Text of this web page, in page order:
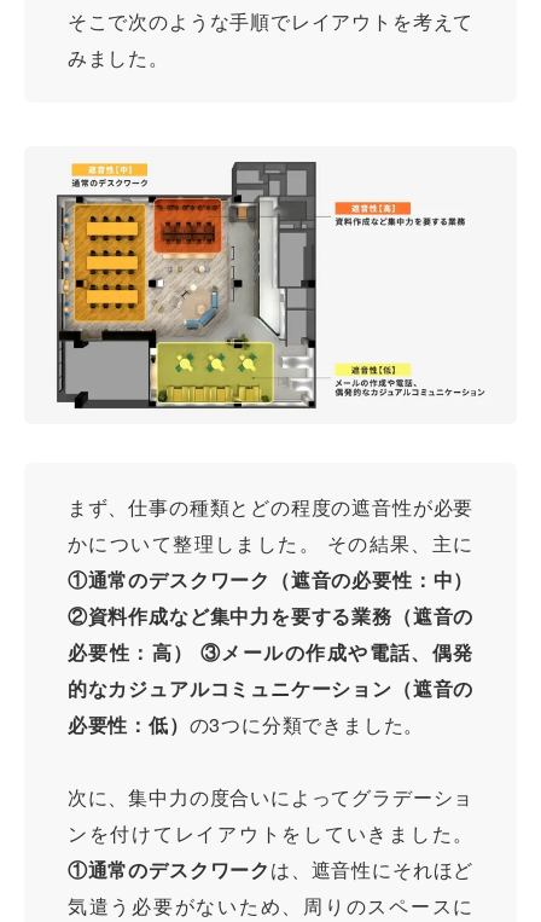
そこで次のような手順でレイアウトを考えて
みました。
まず、仕事の種類とどの程度の遮音性が必要
かについて整理しました。 その結果、主に
①通常のデスクワーク（遮音の必要性：中）
②資料作成など集中力を要する業務（遮音の
必要性：高） ③メールの作成や電話、偶発
的なカジュアルコミュニケーション（遮音の
必要性：低） の3つに分類できました。
次に、集中力の度合いによってグラデーショ
ンを付けてレイアウトをしていきました。
①通常のデスクワークは、遮音性にそれほど
気遣う必要がないため、周りのスペースに